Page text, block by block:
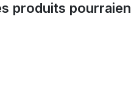
produits